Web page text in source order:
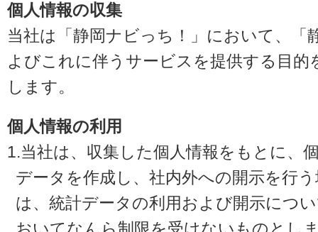
個人情報の収集
当社は「静岡ナビっち！」において、「
よびこれに伴うサービスを提供する目的
します。
個人情報の利用
1.当社は、収集した個人情報をもとに、
データを作成し、社内外への開示を行
は、統計データの利用および開示につ